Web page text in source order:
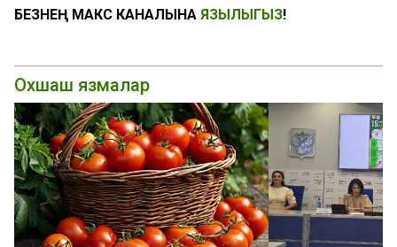
БЕЗНЕҢ МАКС КАНАЛЫНА ЯЗЫЛЫГЫЗ!
Охшаш язмалар